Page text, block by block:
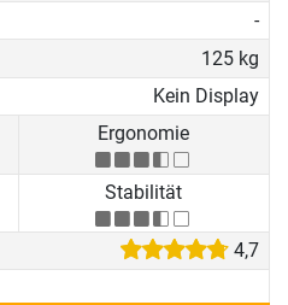
-
125 kg
Kein Display
Ergonomie
Stabilität
4,7